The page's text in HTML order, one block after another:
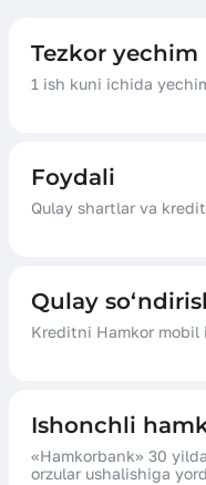
Tezkor yechim
1 ish kuni ichida
Foydali
Qulay shartlar va
Qulay
Kreditni Hamkor mobil
Ishonchli
«Hamkorbank» 30
orzular ushalishiga